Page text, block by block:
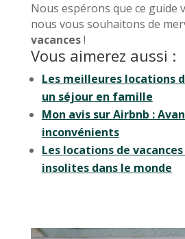
Nous espérons que ce guide
nous vous souhaitons de
vacances!
Vous aimerez aussi :
Les meilleures locations
un séjour en famille
Mon avis sur Airbnb :
inconvénients
Les locations de
insolites dans le monde